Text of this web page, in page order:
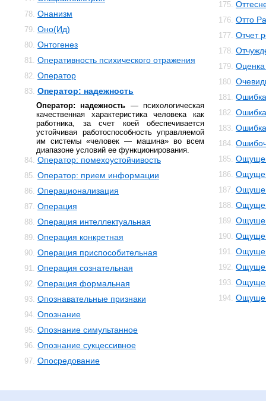
78. Онанизм
79. Оно(Ид)
80. Онтогенез
81. Оперативность психического отражения
82. Оператор
83. Оператор: надежность
Оператор: надежность — психологическая
качественная характеристика человека как
работника, за счет коей обеспечивается
устойчивая работоспособность управляемой
им системы «человек — машина» во всем
диапазоне условий ее функционирования.
84. Оператор: помехоустойчивость
85. Оператор: прием информации
86. Операционализация
87. Операция
88. Операция интеллектуальная
89. Операция конкретная
90. Операция приспособительная
91. Операция сознательная
92. Операция формальная
93. Опознавательные признаки
94. Опознание
95. Опознание симультанное
96. Опознание сукцессивное
97. Опосредование
175.
176. Отто
177. Отчет
178.
179. Оценка
180.
181. Ошибка
182.
183.
184.
185.
186.
187.
188.
189.
190.
191.
192.
193.
194.